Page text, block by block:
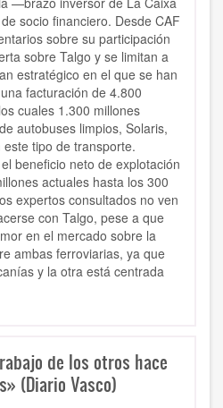
socio financiero. Desde CAF
sobre su participación
sobre Talgo y se limitan a
estratégico en el que se han
facturación de 4.800
cuales 1.300 millones
autobuses limpios, Solaris,
tipo de transporte.
beneficio neto de explotación
actuales hasta los 300
expertos consultados no ven
con Talgo, pese a que
en el mercado sobre la
ambas ferroviarias, ya que
y la otra está centrada
de los otros hace
(Diario Vasco)